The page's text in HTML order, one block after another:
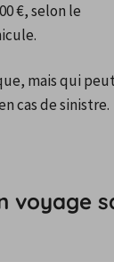
€, selon le
mais qui peut
cas de sinistre.
voyage